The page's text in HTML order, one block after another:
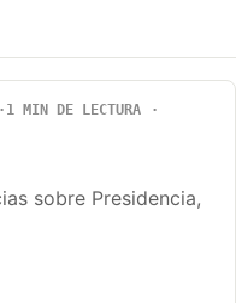
1 MIN DE LECTURA
sobre Presidencia,